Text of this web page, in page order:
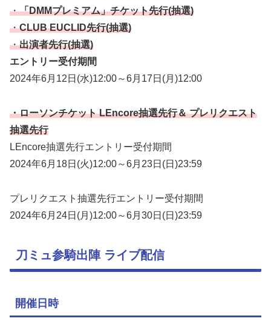
・「DMMプレミアム」チケット先行(抽選)
・CLUB EUCLID先行(抽選)
・出演者先行(抽選)
エントリー受付期間
2024年6月12日(水)12:00～6月17日(月)12:00
・ローソンチケット LEncore抽選先行＆ プレリクエスト
抽選先行
LEncore抽選先行エントリー受付期間
2024年6月18日(火)12:00～6月23日(日)23:59
プレリクエスト抽選先行エントリー受付期間
2024年6月24日(月)12:00～6月30日(日)23:59
刀ミュ参騎出陣 ライブ配信
開催日時